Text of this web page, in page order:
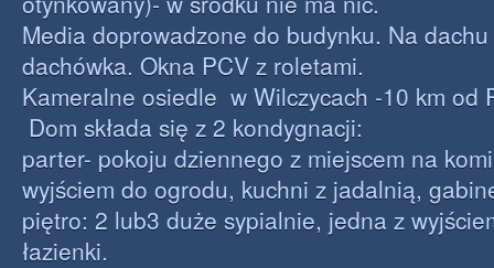
Media doprowadzone do budynku. Na
dachówka. Okna PCV z roletami.
Kameralne osiedle w Wilczycach -10 km od
Dom składa się z 2 kondygnacji:
parter- pokoju dziennego z miejscem na
wyjściem do ogrodu, kuchni z jadalnią,
piętro: 2 lub3 duże sypialnie, jedna z
łazienki.